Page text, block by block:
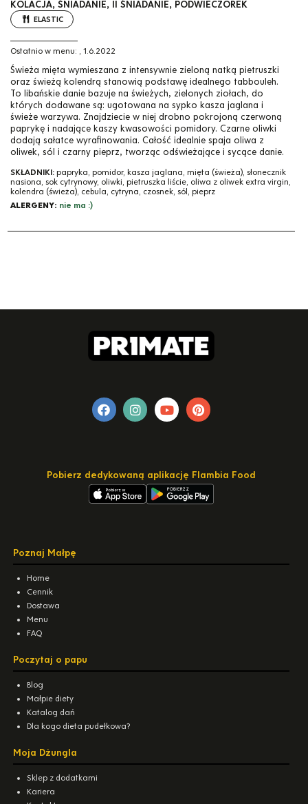
KOLACJA, ŚNIADANIE, II ŚNIADANIE, PODWIECZOREK
ELASTIC
Ostatnio w menu: , 1.6.2022
Świeża mięta wymieszana z intensywnie zieloną natką pietruszki
oraz świeżą kolendrą stanowią podstawę idealnego tabbouleh.
To libańskie danie bazuje na świeżych, zielonych ziołach, do
których dodawane są: ugotowana na sypko kasza jaglana i
świeże warzywa. Znajdziecie w niej drobno pokrojoną czerwoną
paprykę i nadające kaszy kwasowości pomidory. Czarne oliwki
dodają sałatce wyrafinowania. Całość idealnie spaja oliwa z
oliwek, sól i czarny pieprz, tworząc odświeżające i sycące danie.
SKŁADNIKI: papryka, pomidor, kasza jaglana, mięta (świeża), słonecznik
nasiona, sok cytrynowy, oliwki, pietruszka liście, oliwa z oliwek extra virgin,
kolendra (świeża), cebula, cytryna, czosnek, sól, pieprz
ALERGENY: nie ma :)
Pobierz dedykowaną aplikację Flambia Food
Poznaj Małpę
Home
Cennik
Dostawa
Menu
FAQ
Poczytaj o papu
Blog
Małpie diety
Katalog dań
Dla kogo dieta pudełkowa?
Moja Dżungla
Sklep z dodatkami
Kariera